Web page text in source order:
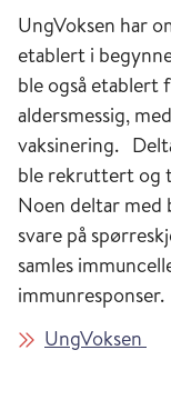
UngVoksen har
etablert i
ble også etablert
aldersmessig,
vaksinering.
ble rekruttert og
Noen deltar med
svare på
samles
immunresponser.
UngVoksen